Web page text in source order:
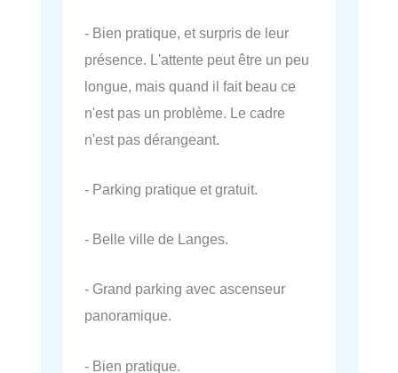
- Bien pratique, et surpris de leur
présence. L'attente peut être un peu
longue, mais quand il fait beau ce
n'est pas un problème. Le cadre
n'est pas dérangeant.
- Parking pratique et gratuit.
- Belle ville de Langes.
- Grand parking avec ascenseur
panoramique.
- Bien pratique.